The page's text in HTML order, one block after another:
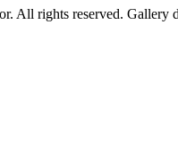
All rights reserved. Gallery